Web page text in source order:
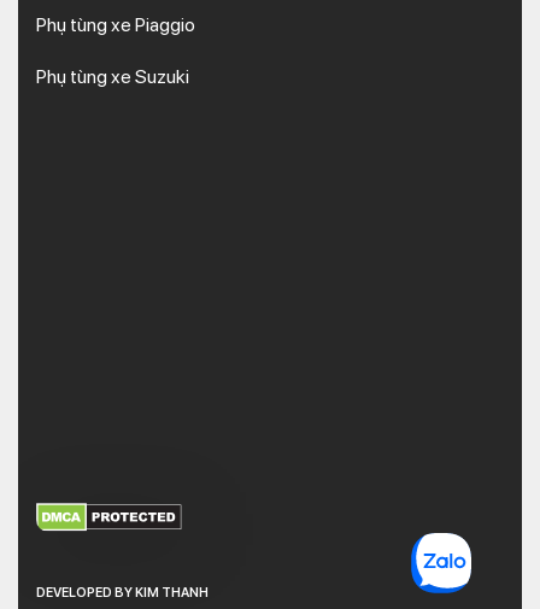
Phụ tùng xe Piaggio
Phụ tùng xe Suzuki
DEVELOPED BY KIM THANH
XEM THÊM